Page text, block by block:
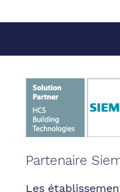
Partenaire
Les